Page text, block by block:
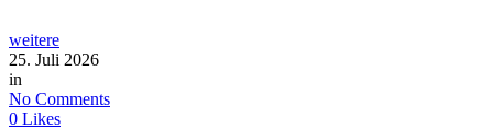
weitere
25. Juli 2026
in
No Comments
0 Likes